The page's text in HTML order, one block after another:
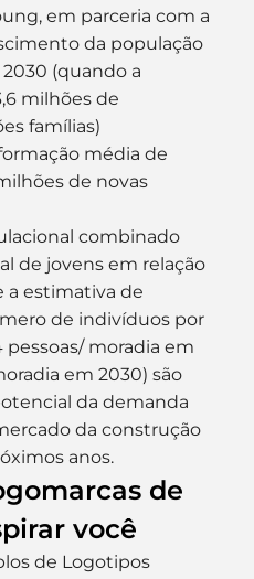
em parceria com a
da população
(quando a
milhões de
famílias)
média de
de novas
combinado
de jovens em relação
a estimativa de
de indivíduos por
moradia em
em 2030) são
da demanda
da construção
anos.
de
você
de Logotipos